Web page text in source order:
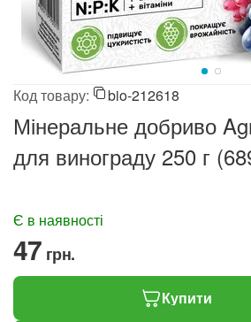
Код товару: bio-212618
Мінеральне добриво
для винограду 250 г
‍47‍ грн.
Є в наявності
Купити